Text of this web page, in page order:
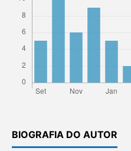
BIOGRAFIA DO AUTOR